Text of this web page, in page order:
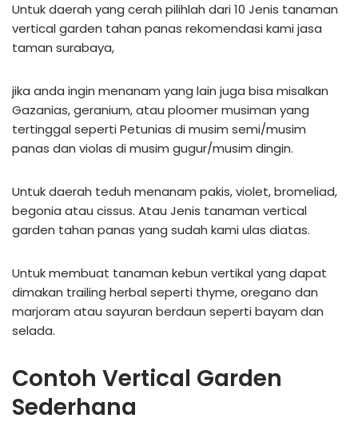
Untuk daerah yang cerah pilihlah dari 10 Jenis tanaman
vertical garden tahan panas rekomendasi kami jasa
taman surabaya,
jika anda ingin menanam yang lain juga bisa misalkan
Gazanias, geranium, atau ploomer musiman yang
tertinggal seperti Petunias di musim semi/musim
panas dan violas di musim gugur/musim dingin.
Untuk daerah teduh menanam pakis, violet, bromeliad,
begonia atau cissus. Atau Jenis tanaman vertical
garden tahan panas yang sudah kami ulas diatas.
Untuk membuat tanaman kebun vertikal yang dapat
dimakan trailing herbal seperti thyme, oregano dan
marjoram atau sayuran berdaun seperti bayam dan
selada.
Contoh Vertical Garden
Sederhana